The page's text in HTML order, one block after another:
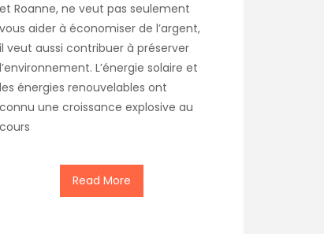
et Roanne, ne veut pas seulement
vous aider à économiser de l’argent,
il veut aussi contribuer à préserver
l’environnement. L’énergie solaire et
les énergies renouvelables ont
connu une croissance explosive au
cours
Read More